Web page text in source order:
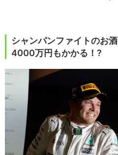
シャンパンファイトのお
4000万円もかかる！?